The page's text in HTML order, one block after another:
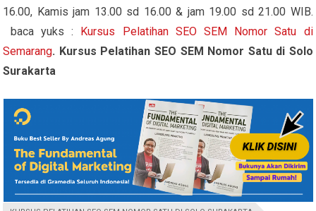
16.00, Kamis jam 13.00 sd 16.00 & jam 19.00 sd 21.00 WIB.
baca yuks :
Kursus Pelatihan SEO SEM Nomor Satu di
Semarang. Kursus Pelatihan SEO SEM Nomor Satu di Solo
Surakarta